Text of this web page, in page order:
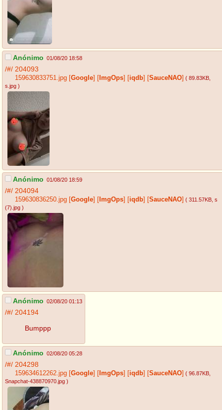
Anónimo 01/08/20 18:58
/#/ 204093
159630833751.jpg [Google] [ ImgOps] [iqdb] [SauceNAO] ( 89.83KB
s.jpg )
Anónimo 01/08/20 18:59
/#/ 204094
159630836250.jpg [Google] [ ImgOps] [iqdb] [SauceNAO] ( 311.57KB , s
(7).jpg )
Anónimo 02/08/20 01:13
/#/ 204194
Bumppp
Anónimo 02/08/20 05:28
/#/ 204298
159634612262.jpg [Google] [ ImgOps] [iqdb] [SauceNAO] ( 96.87KB
Snapchat-438870970.jpg )